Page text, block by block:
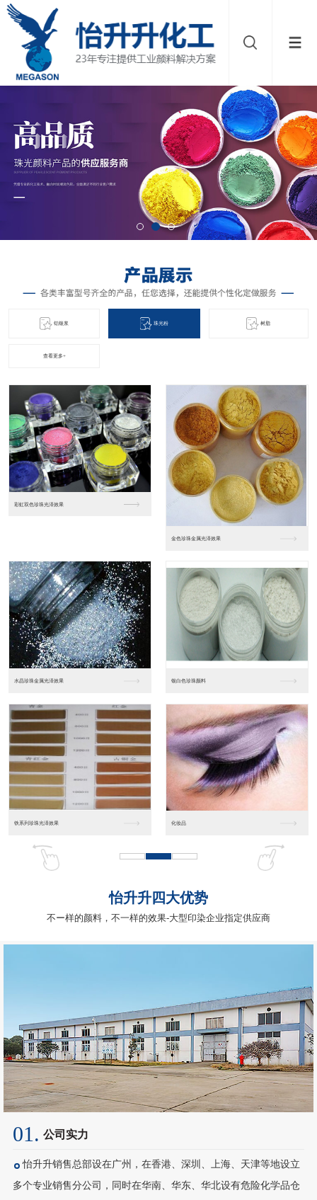
铝银浆 珠光粉 树脂
查看更多+
优达树脂产品 汽车涂料树脂（雅克）
工业涂料树脂（雅克）
聚酯树脂 热塑性丙烯酸树脂
怡升升四大优势
01. 公司实力
怡升升销售总部设在广州，在香港、深圳、上海、天津等地设立
库。
主要销售济南雅思达（2008年被美国星铂联收购）生产的高品质